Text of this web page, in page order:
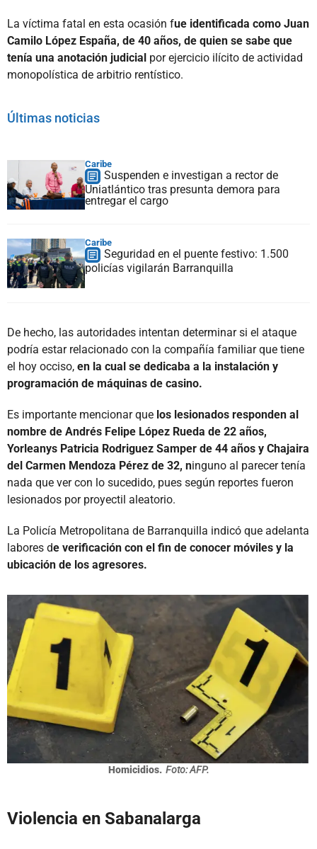
La víctima fatal en esta ocasión fue identificada como Juan
Camilo López España, de 40 años, de quien se sabe que
tenía una anotación judicial por ejercicio ilícito de actividad
monopolística de arbitrio rentístico.
Últimas noticias
Caribe
Suspenden e investigan a rector de
Uniatlántico tras presunta demora para
entregar el cargo
Caribe
Seguridad en el puente festivo: 1.500
policías vigilarán Barranquilla
De hecho, las autoridades intentan determinar si el ataque
podría estar relacionado con la compañía familiar que tiene
el hoy occiso, en la cual se dedicaba a la instalación y
programación de máquinas de casino.
Es importante mencionar que los lesionados responden al
nombre de Andrés Felipe López Rueda de 22 años,
Yorleanys Patricia Rodriguez Samper de 44 años y Chajaira
del Carmen Mendoza Pérez de 32, ninguno al parecer tenía
nada que ver con lo sucedido, pues según reportes fueron
lesionados por proyectil aleatorio.
La Policía Metropolitana de Barranquilla indicó que adelanta
labores de verificación con el fin de conocer móviles y la
ubicación de los agresores.
Homicidios. Foto: AFP.
Violencia en Sabanalarga